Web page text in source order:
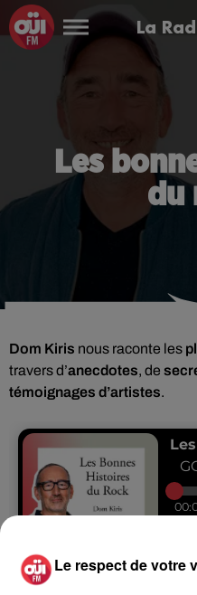
La
Les
du
Dom Kiris nous raconte les
travers d’anecdotes, de
témoignages d’artistes.
Le respect de votre